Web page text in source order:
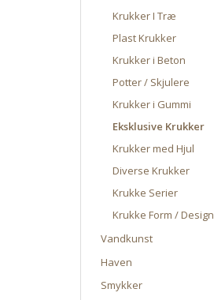
Krukker I Træ
Plast Krukker
Krukker i Beton
Potter / Skjulere
Krukker i Gummi
Eksklusive Krukker
Krukker med Hjul
Diverse Krukker
Krukke Serier
Krukke Form / Design
Vandkunst
Haven
Smykker